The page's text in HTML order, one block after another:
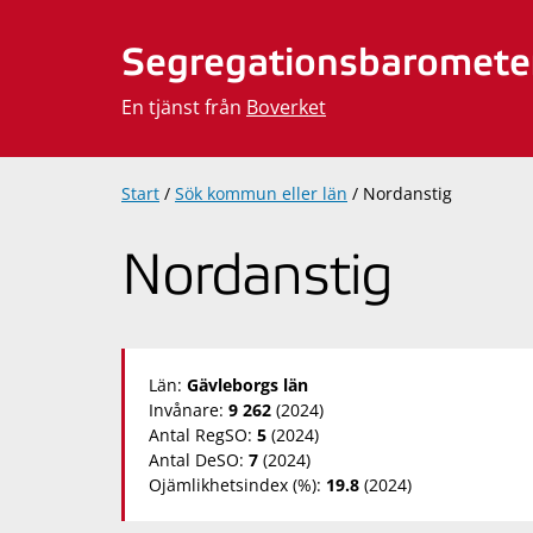
En tjänst från Boverket
Start / Sök kommun eller län / Nordanstig
Nordanstig
Län: Gävleborgs län
Invånare: 9 262 (2024)
Antal RegSO: 5 (2024)
Antal DeSO: 7 (2024)
Ojämlikhetsindex (%): 19.8 (2024)